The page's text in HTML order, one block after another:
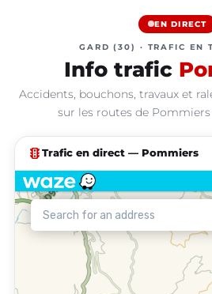
EN DIRECT
GARD (30) · TRAFIC EN
Info trafic
Accidents, bouchons, travaux et
sur les routes de Pommiers
traffic Trafic en direct — Pommiers